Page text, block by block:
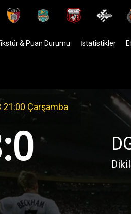
& Puan Durumu İstatistikler
Çarşamba